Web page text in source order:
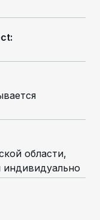
:
области,
индивидуально